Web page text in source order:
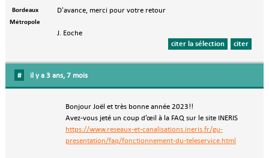
Bordeaux
Métropole
D'avance, merci pour votre retour
J. Eoche
citer
citer la sélection
# il y a 3 ans, 7 mois
Bonjour Joël et très bonne année 2023!!
Avez-vous jeté un coup d’œil à la FAQ sur le site INERIS
https://www.reseaux-et-canalisations.ineris.fr/gu-
presentation/faq/fonctionnement-du-teleservice.html